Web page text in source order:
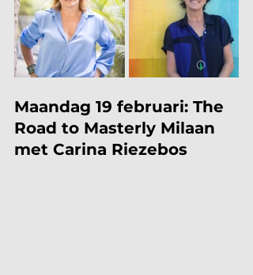
Maandag 19 februari: The
Road to Masterly Milaan
met Carina Riezebos